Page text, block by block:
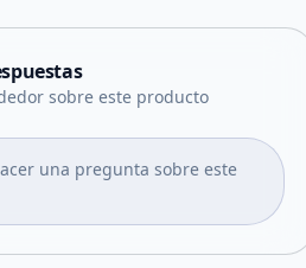
sobre este producto
una pregunta sobre este